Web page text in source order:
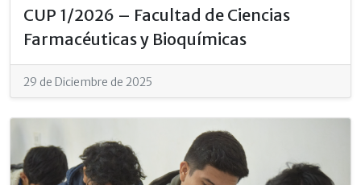
CUP 1/2026 – Facultad de Ciencias
Farmacéuticas y Bioquímicas
29 de Diciembre de 2025